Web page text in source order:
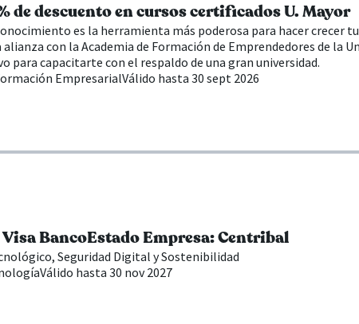
de descuento en cursos certificados U. Mayor
es la herramienta más poderosa para hacer crecer
con la Academia de Formación de Emprendedores de la
para capacitarte con el respaldo de una gran universidad.
EmpresarialVálido hasta 30 sept 2026
BancoEstado Empresa: Centribal
Seguridad Digital y Sostenibilidad
Válido hasta 30 nov 2027